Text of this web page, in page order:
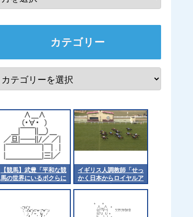
カテゴリー
【競馬】武豊「平和な競
馬の世界にいるボクらに
なにかできることがない
せる [冬月記者★]
イギリス人調教師「せっ
かく日本からロイヤルア
スコッにト来てもらった